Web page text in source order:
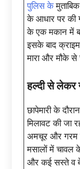
पुलिस के
के आधार पर की
के एक मकान में
इसके बाद क्राइम
मारा और मौके से
हल्दी से लेकर
छापेमारी के
मिलावट की जा
अमचूर और गरम
मसालों में चावल
और कई सस्ते व